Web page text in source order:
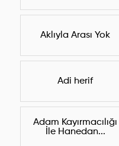
Aklıyla Arası Yok
Adi herif
Adam Kayırmacılığı
İle Hanedan...